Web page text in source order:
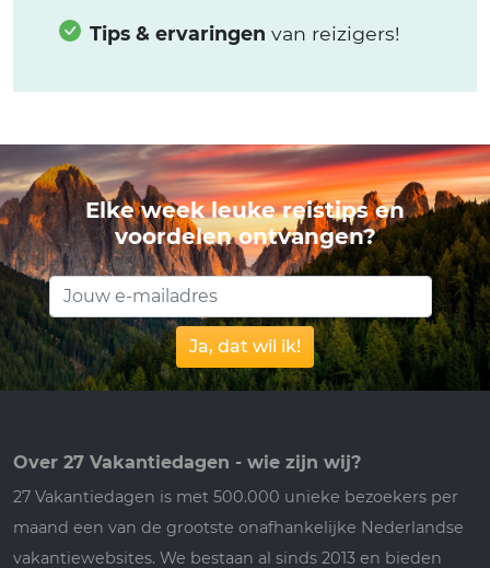
Tips & ervaringen van reizigers!
Elke week leuke reistips en
voordelen ontvangen?
Ja, dat wil ik!
Over 27 Vakantiedagen - wie zijn wij?
27 Vakantiedagen is met 500.000 unieke bezoekers per
maand een van de grootste onafhankelijke Nederlandse
vakantiewebsites. We bestaan al sinds 2013 en bieden